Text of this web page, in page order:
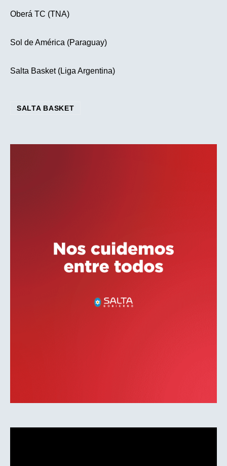
Oberá TC (TNA)
Sol de América (Paraguay)
Salta Basket (Liga Argentina)
SALTA BASKET